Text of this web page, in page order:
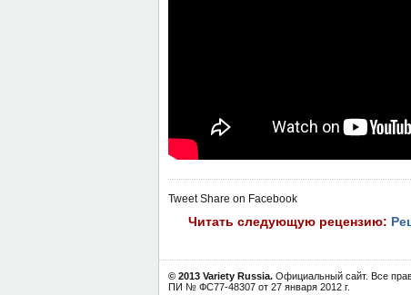
TweetShare on Facebook
Читать следующую рецензию:
© 2013 Variety Russia. Официальный сайт. Все
ПИ № ФС77-48307 от 27 января 2012 г.